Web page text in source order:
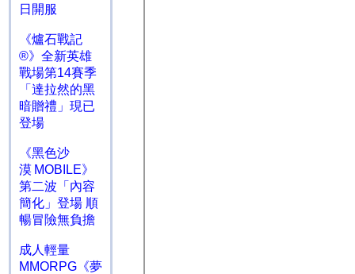
日開服
《爐石戰記
®》全新英雄
戰場第14賽季
「達拉然的黑
暗贈禮」現已
登場
《黑色沙
漠 MOBILE》
第二波「內容
簡化」登場 順
暢冒險無負擔
成人輕量
MMORPG《夢